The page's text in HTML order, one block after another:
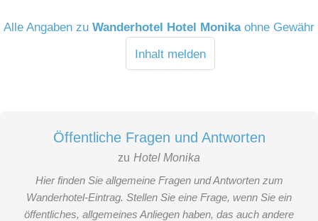
Alle Angaben zuWanderhotel Hotel Monika ohne Gewähr
Inhalt melden
Öffentliche Fragen und Antworten
zu Hotel Monika
Hier finden Sie allgemeine Fragen und Antworten zum
Wanderhotel-Eintrag. Stellen Sie eine Frage, wenn Sie ein
öffentliches, allgemeines Anliegen haben, das auch andere